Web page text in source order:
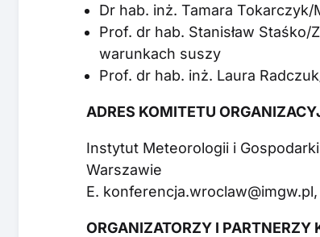
Dr hab. inż. Tamara
Prof. dr hab. Stanisław
warunkach suszy
Prof. dr hab. inż. Laura
ADRES KOMITETU
Instytut Meteorologii i
Warszawie
E.
ORGANIZATORZY I PARTNERZY